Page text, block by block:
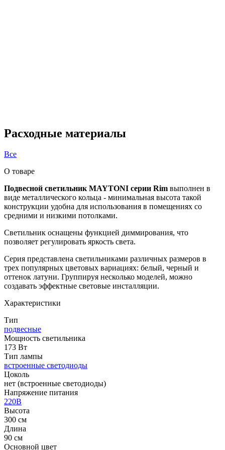
Расходные материалы
Все
О товаре
Подвесной светильник MAYTONI серии Rim выполнен в
виде металлического кольца - минимальная высота такой
конструкции удобна для использования в помещениях со
средними и низкими потолками.
Светильник оснащены функцией диммирования, что
позволяет регулировать яркость света.
Серия представлена светильниками различных размеров в
трех популярных цветовых вариациях: белый, черный и
оттенок латуни. Группируя несколько моделей, можно
создавать эффектные световые инсталляции.
Характеристики
Тип
подвесные
Мощность светильника
173 Вт
Тип лампы
встроенные светодиоды
Цоколь
нет (встроенные светодиоды)
Напряжение питания
220В
Высота
300 см
Длина
90 см
Основной цвет